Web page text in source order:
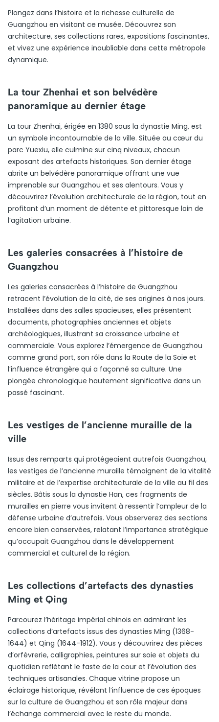
Plongez dans l’histoire et la richesse culturelle de
Guangzhou en visitant ce musée. Découvrez son
architecture, ses collections rares, expositions fascinantes,
et vivez une expérience inoubliable dans cette métropole
dynamique.
La tour Zhenhai et son belvédère
panoramique au dernier étage
La tour Zhenhai, érigée en 1380 sous la dynastie Ming, est
un symbole incontournable de la ville. Située au cœur du
parc Yuexiu, elle culmine sur cinq niveaux, chacun
exposant des artefacts historiques. Son dernier étage
abrite un belvédère panoramique offrant une vue
imprenable sur Guangzhou et ses alentours. Vous y
découvrirez l’évolution architecturale de la région, tout en
profitant d’un moment de détente et pittoresque loin de
l’agitation urbaine.
Les galeries consacrées à l’histoire de
Guangzhou
Les galeries consacrées à l’histoire de Guangzhou
retracent l’évolution de la cité, de ses origines à nos jours.
Installées dans des salles spacieuses, elles présentent
documents, photographies anciennes et objets
archéologiques, illustrant sa croissance urbaine et
commerciale. Vous explorez l’émergence de Guangzhou
comme grand port, son rôle dans la Route de la Soie et
l’influence étrangère qui a façonné sa culture. Une
plongée chronologique hautement significative dans un
passé fascinant.
Les vestiges de l’ancienne muraille de la
ville
Issus des remparts qui protégeaient autrefois Guangzhou,
les vestiges de l’ancienne muraille témoignent de la vitalité
militaire et de l’expertise architecturale de la ville au fil des
siècles. Bâtis sous la dynastie Han, ces fragments de
murailles en pierre vous invitent à ressentir l’ampleur de la
défense urbaine d’autrefois. Vous observerez des sections
encore bien conservées, relatant l’importance stratégique
qu’occupait Guangzhou dans le développement
commercial et culturel de la région.
Les collections d’artefacts des dynasties
Ming et Qing
Parcourez l’héritage impérial chinois en admirant les
collections d’artefacts issus des dynasties Ming (1368-
1644) et Qing (1644-1912). Vous y découvrirez des pièces
d’orfèvrerie, calligraphies, peintures sur soie et objets du
quotidien reflétant le faste de la cour et l’évolution des
techniques artisanales. Chaque vitrine propose un
éclairage historique, révélant l’influence de ces époques
sur la culture de Guangzhou et son rôle majeur dans
l’échange commercial avec le reste du monde.